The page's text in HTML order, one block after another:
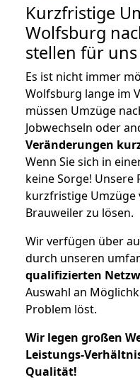
Kurzfristige
Wolfsburg
stellen für
Es ist nicht immer
Wolfsburg lange im
müssen Umzüge
Jobwechseln oder
Veränderungen
Wenn Sie sich in
keine Sorge! Unsere
kurzfristige Umzüge
Brauweiler zu lösen.
Wir verfügen über
durch unseren
qualifizierten
Auswahl an
Problem löst.
Wir legen großen
Leistungs-
Qualität!